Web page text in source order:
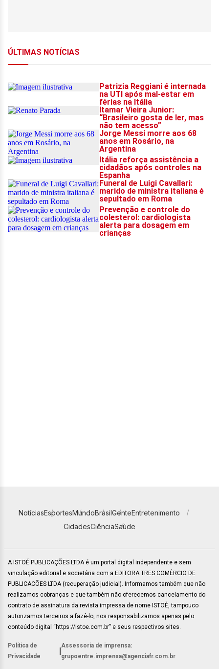
NotíciasEsportesMundoBrasilGenteEntretenimento
CidadesCiênciaSaúde
A ISTOÉ PUBLICAÇÕES LTDA é um portal digital independente e sem
vinculação editorial e societária com a EDITORA TRES COMÉRCIO DE
PUBLICACÕES LTDA (recuperação judicial). Informamos também que não
realizamos cobranças e que também não oferecemos cancelamento do
contrato de assinatura da revista impressa de nome ISTOÉ, tampouco
autorizamos terceiros a fazê-lo, nos responsabilizamos apenas pelo
conteúdo digital “https://istoe.com.br” e seus respectivos sites.
Política de
Privacidade
Assessoria de imprensa:
grupoentre.imprensa@agenciafr.com.br